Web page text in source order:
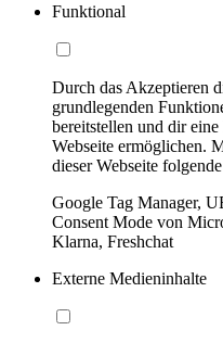
Funktional
Durch das Akzeptieren
grundlegenden
bereitstellen und dir
Webseite ermöglichen.
dieser Webseite
Google Tag Manager,
Consent Mode von
Klarna, Freshchat
Externe Medieninhalte